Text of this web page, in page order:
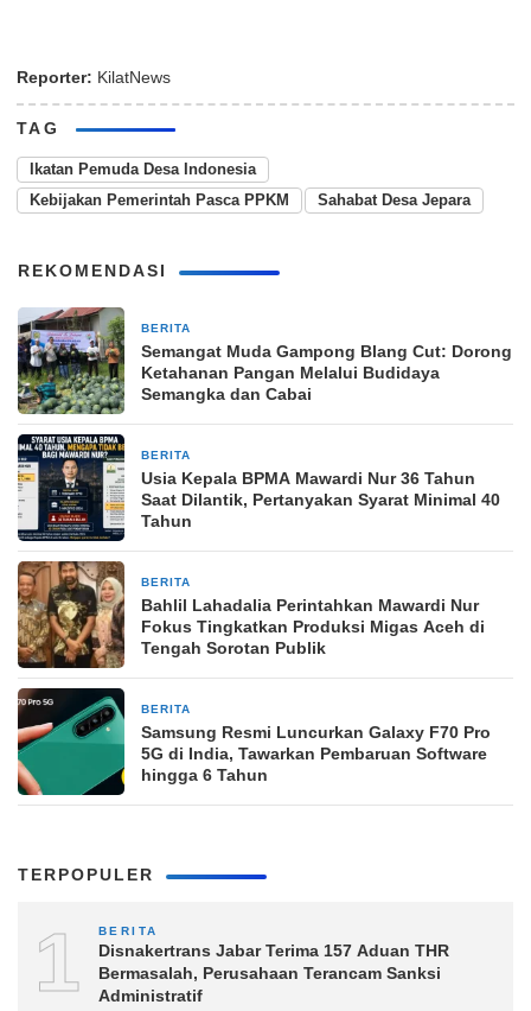
Reporter: KilatNews
TAG
Ikatan Pemuda Desa Indonesia
Kebijakan Pemerintah Pasca PPKM
Sahabat Desa Jepara
REKOMENDASI
BERITA
Semangat Muda Gampong Blang Cut: Dorong
Ketahanan Pangan Melalui Budidaya
Semangka dan Cabai
BERITA
Usia Kepala BPMA Mawardi Nur 36 Tahun
Saat Dilantik, Pertanyakan Syarat Minimal 40
Tahun
BERITA
Bahlil Lahadalia Perintahkan Mawardi Nur
Fokus Tingkatkan Produksi Migas Aceh di
Tengah Sorotan Publik
BERITA
Samsung Resmi Luncurkan Galaxy F70 Pro
5G di India, Tawarkan Pembaruan Software
hingga 6 Tahun
TERPOPULER
1 BERITA
Disnakertrans Jabar Terima 157 Aduan THR
Bermasalah, Perusahaan Terancam Sanksi
Administratif